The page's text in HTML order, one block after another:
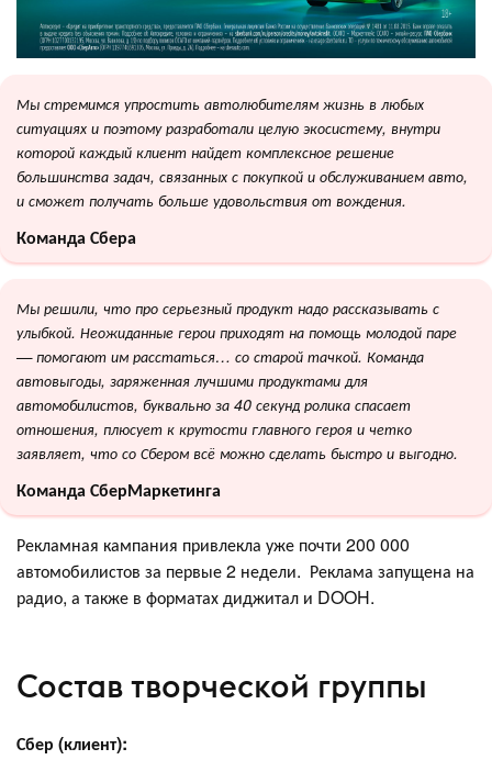
Мы стремимся упростить автолюбителям жизнь в любых
ситуациях и поэтому разработали целую экосистему, внутри
которой каждый клиент найдет комплексное решение
большинства задач, связанных с покупкой и обслуживанием авто,
и сможет получать больше удовольствия от вождения.
Команда Сбера
Мы решили, что про серьезный продукт надо рассказывать с
улыбкой. Неожиданные герои приходят на помощь молодой паре
— помогают им расстаться… со старой тачкой. Команда
автовыгоды, заряженная лучшими продуктами для
автомобилистов, буквально за 40 секунд ролика спасает
отношения, плюсует к крутости главного героя и четко
заявляет, что со Сбером всё можно сделать быстро и выгодно.
Команда СберМаркетинга
Рекламная кампания привлекла уже почти 200 000
автомобилистов за первые 2 недели. Реклама запущена на
радио, а также в форматах диджитал и DOOH.
Состав творческой группы
Сбер (клиент):